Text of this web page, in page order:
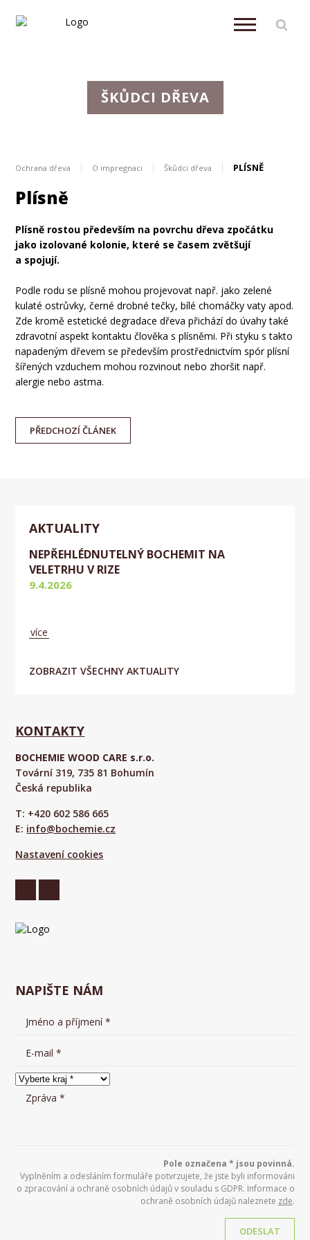
ŠKŮDCI DŘEVA
Ochrana dřeva O impregnaci Škůdci dřeva PLÍSNĚ
Plísně
Plísně rostou především na povrchu dřeva zpočátku
jako izolované kolonie, které se časem zvětšují
a spojují.
Podle rodu se plísně mohou projevovat např. jako zelené
kulaté ostrůvky, černé drobné tečky, bílé chomáčky vaty apod.
Zde kromě estetické degradace dřeva přichází do úvahy také
zdravotní aspekt kontaktu člověka s plísněmi. Při styku s takto
napadeným dřevem se především prostřednictvím spór plísní
šířených vzduchem mohou rozvinout nebo zhoršit např.
alergie nebo astma.
PŘEDCHOZÍČLÁNEK
AKTUALITY
ZOBRAZIT VŠECHNY AKTUALITY
NEPŘEHLÉDNUTELNÝ BOCHEMIT NA
VELETRHU V RIZE
9.4.2026
více
KONTAKTY
BOCHEMIE WOOD CARE s.r.o.
Tovární 319, 735 81 Bohumín
Česká republika
T: +420 602 586 665
E: info@bochemie.cz
Nastavení cookies
NAPIŠTE NÁM
Pole označena * jsou povinná.
Vyplněním a odesláním formuláře potvrzujete, že jste byli informováni
o zpracování a ochraně osobních údajů v souladu s GDPR. Informace o
ochraně osobních údajů naleznete zde.
ODESLAT